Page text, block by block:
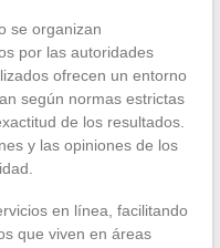
se organizan
por las autoridades
ofrecen un entorno
según normas estrictas
de los resultados.
y las opiniones de los
en línea, facilitando
que viven en áreas